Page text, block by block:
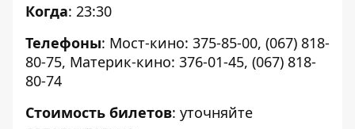
Когда: 23:30
Телефоны: Мост-кино: 375-85-00, (067) 818-
80-75, Материк-кино: 376-01-45, (067) 818-
80-74
Стоимость билетов: уточняйте